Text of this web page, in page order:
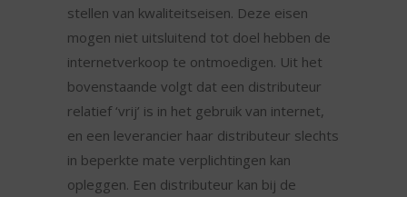
stellen van kwaliteitseisen. Deze eisen
mogen niet uitsluitend tot doel hebben de
internetverkoop te ontmoedigen. Uit het
bovenstaande volgt dat een distributeur
relatief ‘vrij’ is in het gebruik van internet,
en een leverancier haar distributeur slechts
in beperkte mate verplichtingen kan
opleggen. Een distributeur kan bij de